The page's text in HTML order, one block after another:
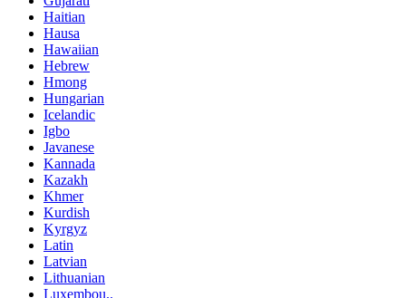
Haitian
Hausa
Hawaiian
Hebrew
Hmong
Hungarian
Icelandic
Igbo
Javanese
Kannada
Kazakh
Khmer
Kurdish
Kyrgyz
Latin
Latvian
Lithuanian
Luxembou..